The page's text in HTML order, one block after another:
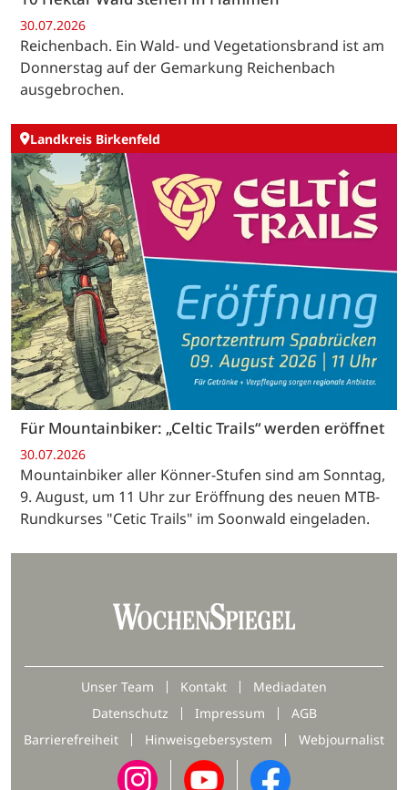
30.07.2026
Reichenbach. Ein Wald- und Vegetationsbrand ist am
Donnerstag auf der Gemarkung Reichenbach
ausgebrochen.
Landkreis Birkenfeld
Für Mountainbiker: „Celtic Trails“ werden eröffnet
30.07.2026
Mountainbiker aller Könner-Stufen sind am Sonntag,
9. August, um 11 Uhr zur Eröffnung des neuen MTB-
Rundkurses "Cetic Trails" im Soonwald eingeladen.
Unser Team Kontakt
Mediadaten
Datenschutz
Impressum
AGB
Barrierefreiheit
Hinweisgebersystem Webjournalist